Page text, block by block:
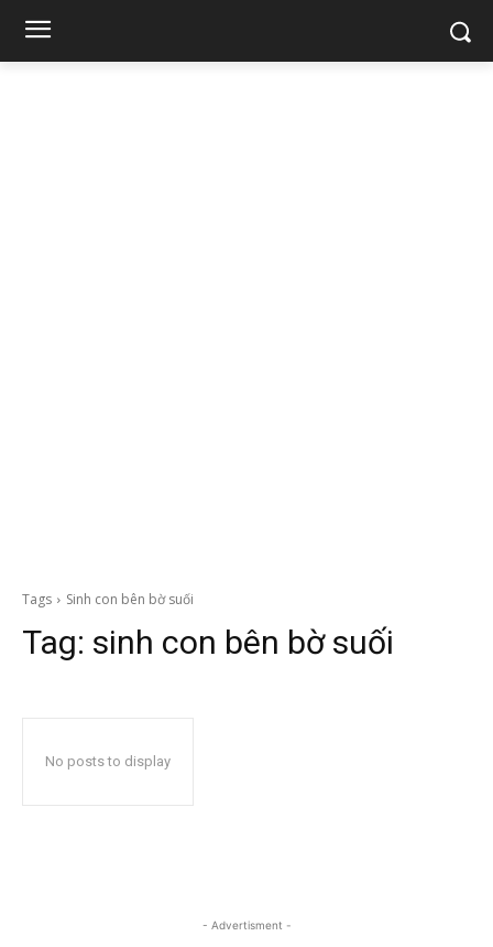
Tags Sinh con bên bờ suối
Tag: sinh con bên bờ suối
No posts to display
- Advertisment -